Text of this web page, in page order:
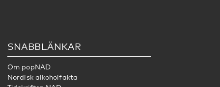
SNABBLÄNKAR
Om popNAD
Nordisk alkoholfakta